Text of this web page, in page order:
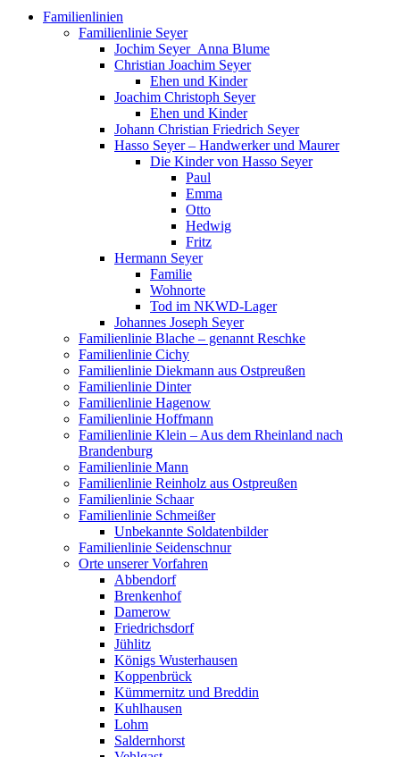
Familienlinien
Familienlinie Seyer
Jochim Seyer_Anna Blume
Christian Joachim Seyer
Ehen und Kinder
Joachim Christoph Seyer
Ehen und Kinder
Johann Christian Friedrich Seyer
Hasso Seyer – Handwerker und Maurer
Die Kinder von Hasso Seyer
Paul
Emma
Otto
Hedwig
Fritz
Hermann Seyer
Familie
Wohnorte
Tod im NKWD-Lager
Johannes Joseph Seyer
Familienlinie Blache – genannt Reschke
Familienlinie Cichy
Familienlinie Diekmann aus Ostpreußen
Familienlinie Dinter
Familienlinie Hagenow
Familienlinie Hoffmann
Familienlinie Klein – Aus dem Rheinland nach
Brandenburg
Familienlinie Mann
Familienlinie Reinholz aus Ostpreußen
Familienlinie Schaar
Familienlinie Schmeißer
Unbekannte Soldatenbilder
Familienlinie Seidenschnur
Orte unserer Vorfahren
Abbendorf
Brenkenhof
Damerow
Friedrichsdorf
Jühlitz
Königs Wusterhausen
Koppenbrück
Kümmernitz und Breddin
Kuhlhausen
Lohm
Saldernhorst